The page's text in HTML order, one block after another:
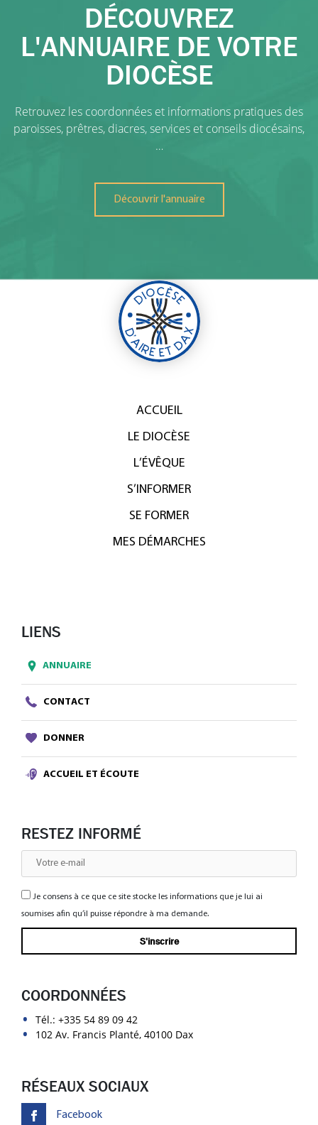
DÉCOUVREZ
L'ANNUAIRE DE VOTRE
DIOCÈSE
Retrouvez les coordonnées et informations pratiques des
paroisses, prêtres, diacres, services et conseils diocésains,
…
Découvrir l'annuaire
ACCUEIL
LE DIOCÈSE
L’ÉVÊQUE
S’INFORMER
SE FORMER
MES DÉMARCHES
LIENS
ANNUAIRE
CONTACT
DONNER
ACCUEIL ET ÉCOUTE
RESTEZ INFORMÉ
Je consens à ce que ce site stocke les informations que je lui ai
soumises afin qu’il puisse répondre à ma demande.
COORDONNÉES
Tél.: +335 54 89 09 42
102 Av. Francis Planté, 40100 Dax
RÉSEAUX SOCIAUX
Facebook